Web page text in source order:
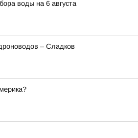
воды на 6 августа
– Сладков